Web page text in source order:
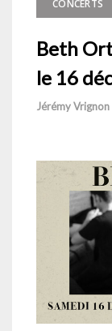
CONCERTS
Beth
le 16
Jérémy Vrignon